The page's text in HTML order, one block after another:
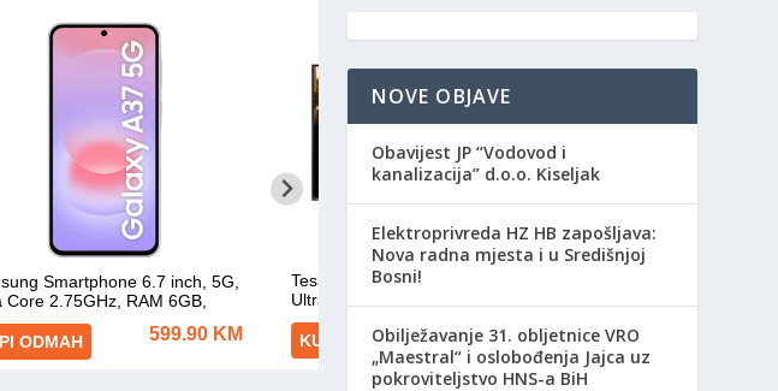
NOVE OBJAVE
Obavijest JP “Vodovod i
kanalizacija” d.o.o. Kiseljak
Elektroprivreda HZ HB zapošljava:
Nova radna mjesta i u Središnjoj
Bosni!
Obilježavanje 31. obljetnice VRO
„Maestral“ i oslobođenja Jajca uz
pokroviteljstvo HNS-a BiH